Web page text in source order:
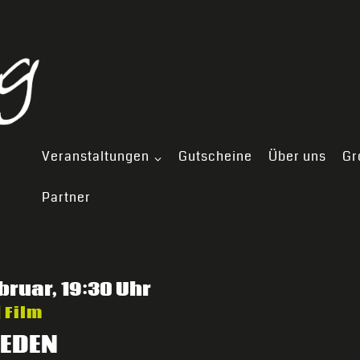
Veranstaltungen Gutscheine Über uns
Partner
19:30 Uhr
Film
EDEN